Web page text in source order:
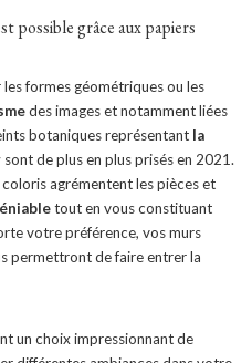
possible grâce aux papiers
formes géométriques ou les
des images et notamment liées
botaniques représentant la
sont de plus en plus prisés en 2021.
agrémentent les pièces et
tout en vous constituant
votre préférence, vos murs
permettront de faire entrer la
un choix impressionnant de